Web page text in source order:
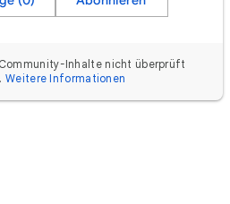
Inhalte nicht überprüft
Weitere Informationen